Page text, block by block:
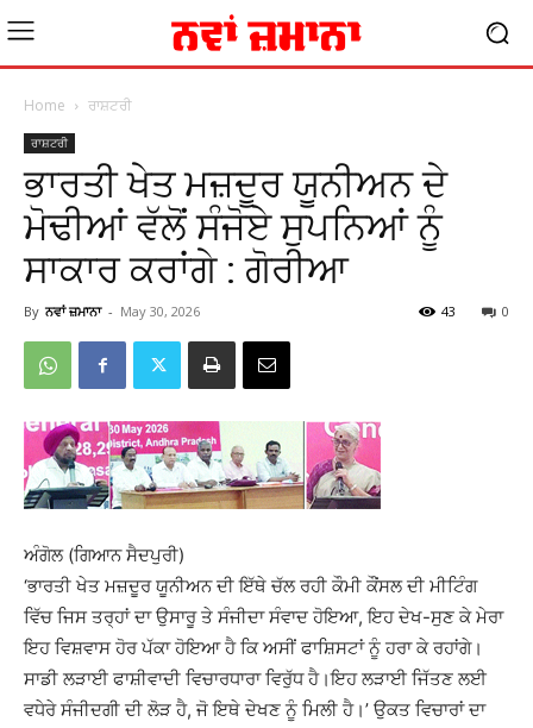
Home ਰਾਸ਼ਟਰੀ
ਰਾਸ਼ਟਰੀ
ਭਾਰਤੀ ਖੇਤ ਮਜ਼ਦੂਰ ਯੂਨੀਅਨ ਦੇ
ਮੋਢੀਆਂ ਵੱਲੋਂ ਸੰਜੋਏ ਸੁਪਨਿਆਂ ਨੂੰ
ਸਾਕਾਰ ਕਰਾਂਗੇ : ਗੋਰੀਆ
By ਨਵਾਂ ਜ਼ਮਾਨਾ - May 30, 2026 0
43
ਅੰਗੋਲ (ਗਿਆਨ ਸੈਦਪੁਰੀ)
‘ਭਾਰਤੀ ਖੇਤ ਮਜ਼ਦੂਰ ਯੂਨੀਅਨ ਦੀ ਇੱਥੇ ਚੱਲ ਰਹੀ ਕੌਮੀ ਕੌਂਸਲ ਦੀ ਮੀਟਿੰਗ
ਵਿੱਚ ਜਿਸ ਤਰ੍ਹਾਂ ਦਾ ਉਸਾਰੂ ਤੇ ਸੰਜੀਦਾ ਸੰਵਾਦ ਹੋਇਆ, ਇਹ ਦੇਖ-ਸੁਣ ਕੇ ਮੇਰਾ
ਇਹ ਵਿਸ਼ਵਾਸ ਹੋਰ ਪੱਕਾ ਹੋਇਆ ਹੈ ਕਿ ਅਸੀਂ ਫਾਸ਼ਿਸਟਾਂ ਨੂੰ ਹਰਾ ਕੇ ਰਹਾਂਗੇ।
ਸਾਡੀ ਲੜਾਈ ਫਾਸ਼ੀਵਾਦੀ ਵਿਚਾਰਧਾਰਾ ਵਿਰੁੱਧ ਹੈ।ਇਹ ਲੜਾਈ ਜਿੱਤਣ ਲਈ
ਵਧੇਰੇ ਸੰਜੀਦਗੀ ਦੀ ਲੋੜ ਹੈ, ਜੋ ਇਥੇ ਦੇਖਣ ਨੂੰ ਮਿਲੀ ਹੈ।’ ਉਕਤ ਵਿਚਾਰਾਂ ਦਾ